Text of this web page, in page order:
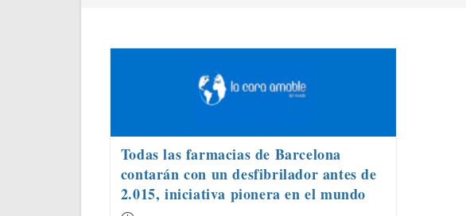
Todas las farmacias de Barcelona
contarán con un desfibrilador antes de
2.015, iniciativa pionera en el mundo